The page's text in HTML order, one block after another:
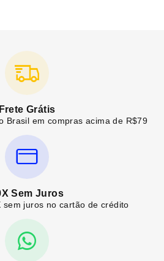
Frete Grátis
Brasil em compras acima de R$79
Sem Juros
sem juros no cartão de crédito